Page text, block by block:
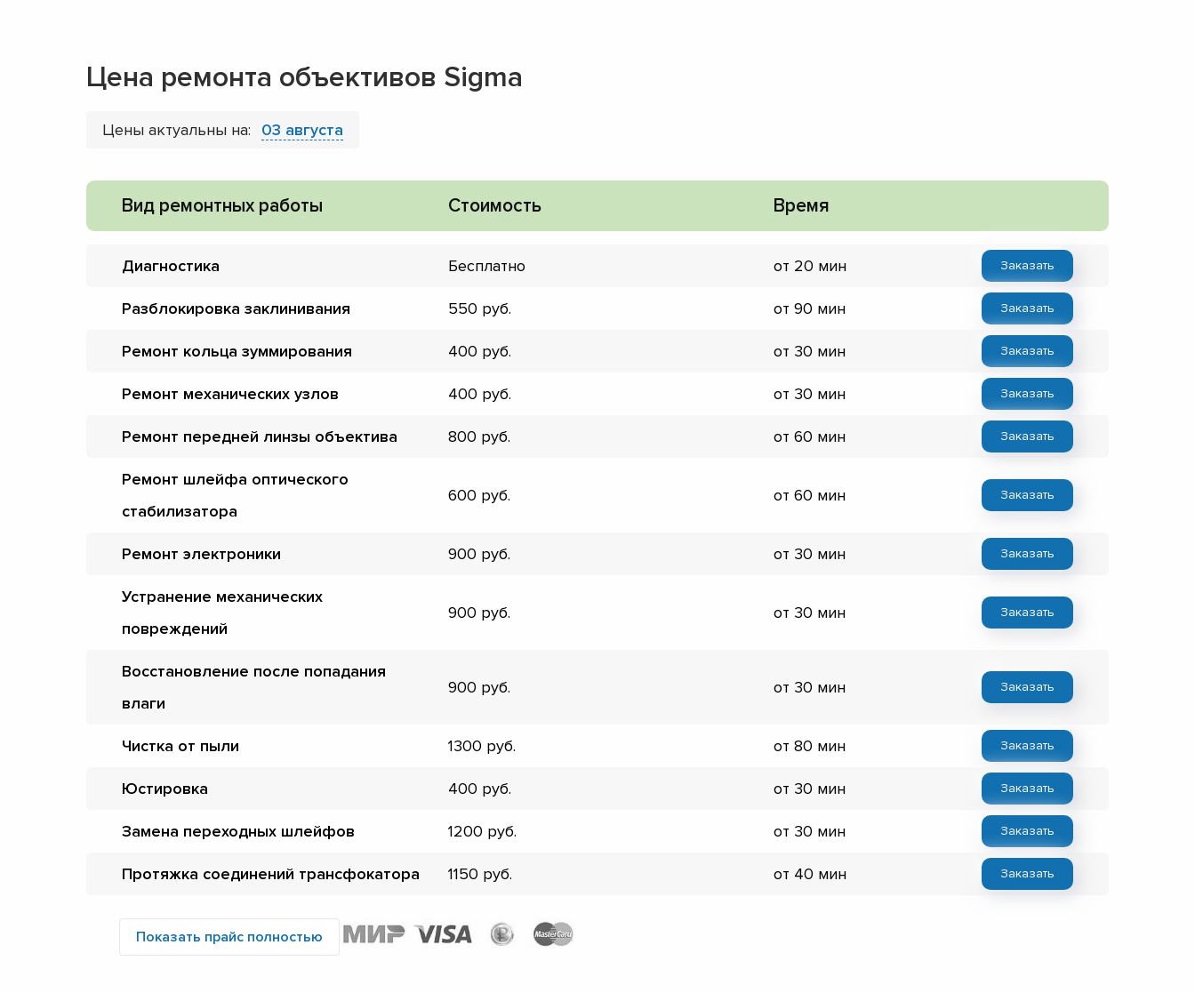
Цена ремонта объективов Sigma
Цены актуальны на: 03 августа
Вид ремонтных работы Стоимость Время
Диагностика Бесплатно от 20 мин Заказать
Разблокировка заклинивания 550 от 90 мин Заказать
Ремонт кольца зуммирования 400 от 30 мин Заказать
Ремонт механических узлов 400 от 30 мин Заказать
Ремонт передней линзы объектива 800 от 60 мин Заказать
Ремонт шлейфа оптического
стабилизатора
600 от 60 мин Заказать
Ремонт электроники 900 от 30 мин Заказать
Устранение механических
повреждений
900 от 30 мин Заказать
Восстановление после попадания
влаги
900 от 30 мин Заказать
Чистка от пыли 1300 от 80 мин Заказать
Юстировка 400 от 30 мин Заказать
Замена переходных шлейфов 1200 от 30 мин Заказать
Протяжка соединений трансфокатора 1150 от 40 мин Заказать
Показать прайс полностью